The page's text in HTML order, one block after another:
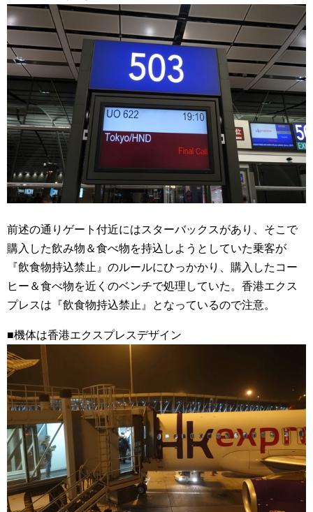
前述の通りゲート付近にはスターバックスがあり、そこで
購入した飲み物＆食べ物を持込しようとしていた乗客が
『飲食物持込禁止』のルールにひっかかり、購入したコー
ヒー＆食べ物を近くのベンチで処理していた。香港エクス
プレスは『飲食物持込禁止』となっているので注意。
■機体は香港エクスプレスデザイン